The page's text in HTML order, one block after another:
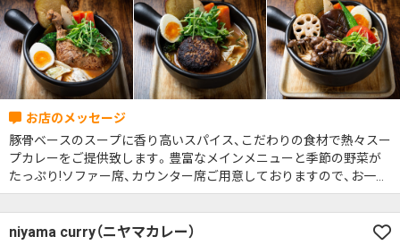
モーニングあり ランチあり 夜10時以降も営業
年中無休 5名以上の団体歓迎 テイクアウトOK
デリバリー対応 禁煙席のみ 喫煙席あり
テラス席ペット可 子連れ・赤ちゃんOK
カレー専門店 辛さが選べるお店
カード決済可 電子マネー決済可
無料駐車場あり 1人でも入りやすいお店
モーニングあり ランチあり 夜10時以降も営業
年中無休 5名以上の団体歓迎 テイクアウトOK
デリバリー対応
カウンター席あり テーブル席あり テラス席あり
テラス席ペット可 子連れ・赤ちゃんOK
カレー専門店 辛さが選べるお店
豚骨ベースのスープに香り高いスパイス、こだわりの食材で熱々スー
プカレーをご提供致します。豊富なメインメニューと季節の野菜が
たっぷり!ソファー席、カウンター席ご用意しておりますので、お一人
様もご家族様もゆったりとお食事いただけます。辛さの調整やトッ
ピング各種もご用意しております。お子様カレーもございますので、
お子様と一緒のご来店もお待ちしております。
niyama curry（ニヤマカレー）